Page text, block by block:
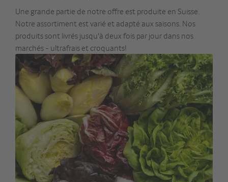
Une grande partie de notre offre est produite en Suisse.
Notre assortiment est varié et adapté aux saisons. Nos
produits sont livrés jusqu'à deux fois par jour dans nos
marchés - ultrafrais et croquants!